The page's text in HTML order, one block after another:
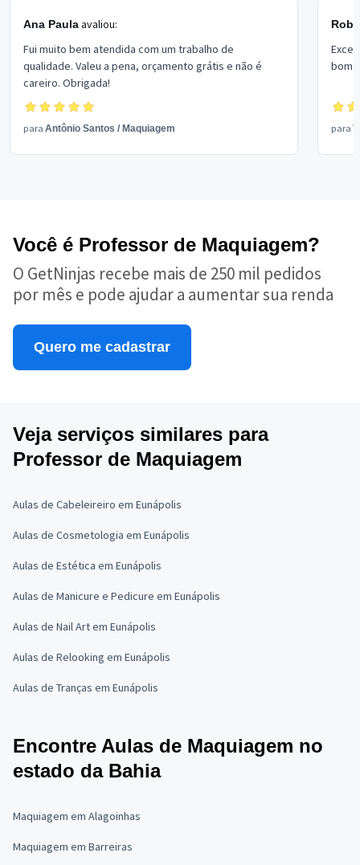
Ana Paulaavaliou:
Fui muito bem atendida com um trabalho de
qualidade. Valeu a pena, orçamento grátis e não é
careiro. Obrigada!
para Antônio Santos / Maquiagem
bom
para
Você é Professor de Maquiagem?
O GetNinjas recebe mais de 250 mil pedidos
por mês e pode ajudar a aumentar sua renda
Quero me cadastrar
Veja serviços similares para
Professor de Maquiagem
Aulas de Cabeleireiro em Eunápolis
Aulas de Cosmetologia em Eunápolis
Aulas de Estética em Eunápolis
Aulas de Manicure e Pedicure em Eunápolis
Aulas de Nail Art em Eunápolis
Aulas de Relooking em Eunápolis
Aulas de Tranças em Eunápolis
Encontre Aulas de Maquiagem no
estado da Bahia
Maquiagem em Alagoinhas
Maquiagem em Barreiras